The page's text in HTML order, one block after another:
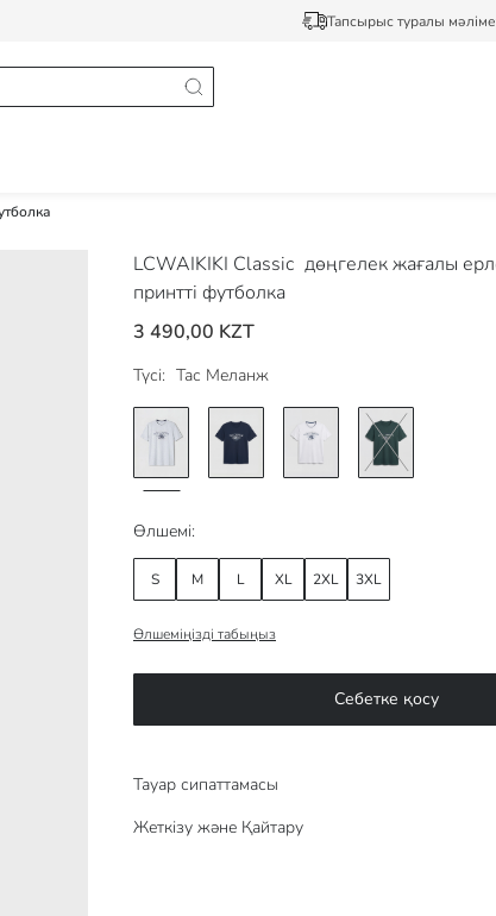
Тапсырыс туралы
LCWAIKIKI Classic дөңгелек жағалы
принтті футболка
3 490,00 KZT
Түсі: Тас Меланж
Өлшемі:
S M L XL 2XL 3XL
Өлшеміңізді табыңыз
Себетке қосу
Тауар сипаттамасы​​​​​
Жеткізу және Қайтару